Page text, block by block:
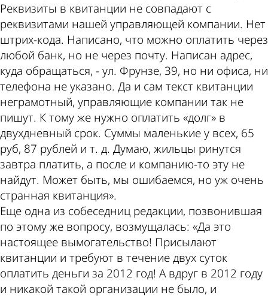
Реквизиты в квитанции не совпадают с
реквизитами нашей управляющей компании. Нет
штрих-кода. Написано, что можно оплатить через
любой банк, но не через почту. Написан адрес,
куда обращаться, - ул. Фрунзе, 39, но ни офиса, ни
телефона не указано. Да и сам текст квитанции
неграмотный, управляющие компании так не
пишут. К тому же нужно оплатить «долг» в
двухдневный срок. Суммы маленькие у всех, 65
руб, 87 рублей и т. д. Думаю, жильцы ринутся
завтра платить, а после и компанию-то эту не
найдут. Может быть, мы ошибаемся, но уж очень
странная квитанция».
Еще одна из собеседниц редакции, позвонившая
по этому же вопросу, возмущалась: «Да это
настоящее вымогательство! Присылают
квитанции и требуют в течение двух суток
оплатить деньги за 2012 год! А вдруг в 2012 году
и никакой такой организации не было, и